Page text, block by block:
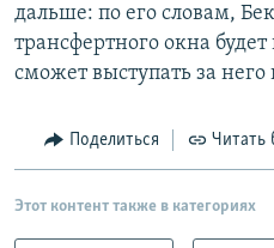
СОЦИАЛЬНЫЕ СЕТИ
Все сайты РСЕ/РС
дальше: по его словам,
трансфертного окна
сможет выступать за
Поделиться Читать
Этот контент также в категориях